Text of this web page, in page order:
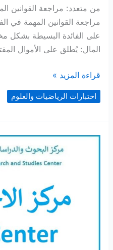
من متعدد: مراجعة القوانين
مراجعة القوانين المهمة في
على الفائدة البسيطة بشكل
المال: يُطلق على الأموال
اختبار
على
الفائدة
قراءة المزيد »
اختبارات الرياضيات والعلوم